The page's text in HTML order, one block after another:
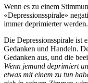
Wenn es zu einem
«Depressionsspirale»
immer deprimierter werden.
Die Depressionsspirale ist
Gedanken und Handeln.
Gedanken aus, und die
Wenn jemand deprimiert
etwas mit einem zu tun